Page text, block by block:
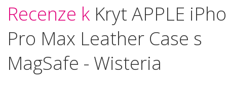
Recenze k Kryt APPLE
Pro Max Leather Case s
MagSafe - Wisteria